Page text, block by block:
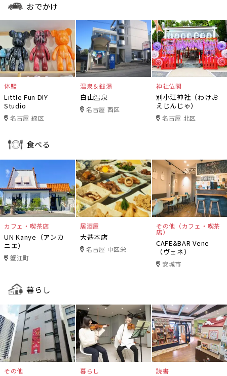
おでかけ
体験
Little Fun DIY
Studio
名古屋 緑区
温泉＆銭湯
白山温泉
名古屋 西区
神社仏閣
別小江神社（わけお
えじんじゃ）
名古屋 北区
食べる
カフェ・喫茶店
UN Kanye（アンカ
ニエ）
蟹江町
居酒屋
大甚本店
名古屋 中区栄
その他（カフェ・喫茶
店）
CAFE&BAR Vene
（ヴェネ）
安城市
暮らし
その他 暮らし 読書